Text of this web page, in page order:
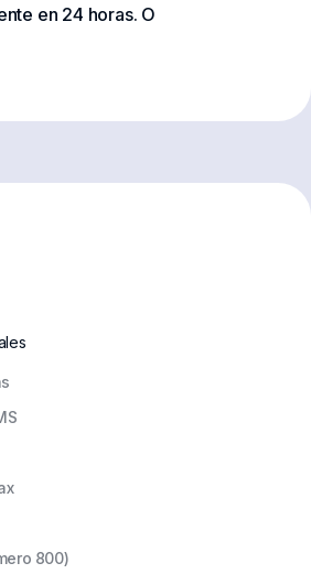
en 24 horas. O
800)